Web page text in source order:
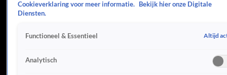
Cookieverklaring voor meer informatie.
Bekijk hier onze Digitale
Diensten.
Functioneel & Essentieel Altijd
Analytisch